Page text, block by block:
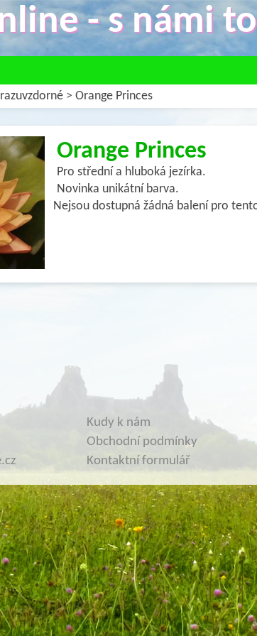
- s námi
> Orange Princes
Orange Princes
Pro střední a hluboká jezírka.
Novinka unikátní barva.
Nejsou dostupná žádná balení pro
Kudy k nám
Obchodní podmínky
Kontaktní formulář